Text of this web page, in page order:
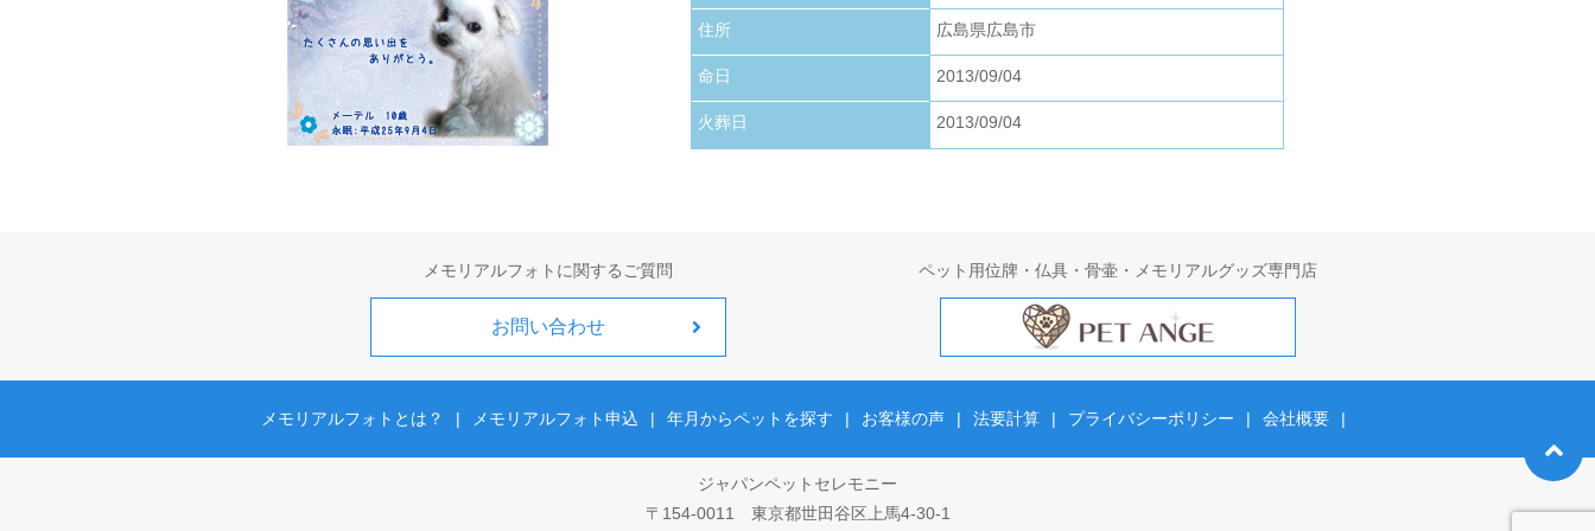
2026.01.22
2026.01.01
住所 広島県広島市
命日 2013/09/04
火葬日 2013/09/04
メモリアルフォトに関するご質問
お問い合わせ
ペット用位牌・仏具・骨壷・メモリアルグッズ専門店
メモリアルフォトとは？ | メモリアルフォト申込 | 年月からペットを探す | お客様の声 | 法要計算 | プライバシーポリシー | 会社概要 |
ジャパンペットセレモニー
〒154-0011 東京都世田谷区上馬4-30-1